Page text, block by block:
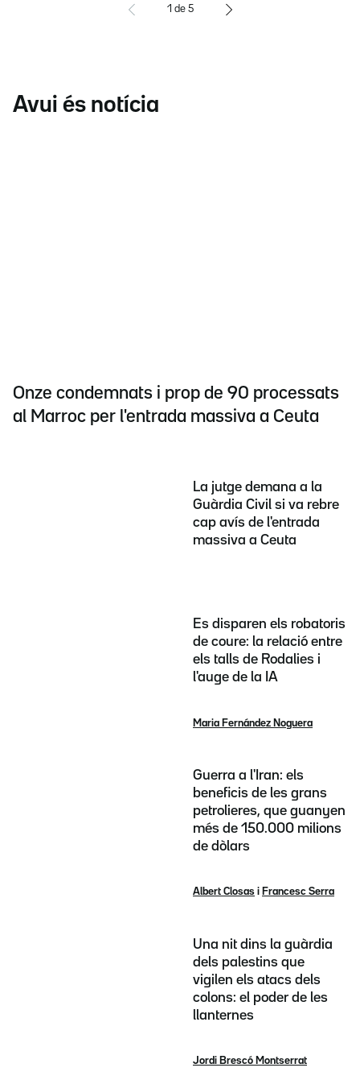
1 de 5
Avui és notícia
Onze condemnats i prop de 90 processats
al Marroc per l'entrada massiva a Ceuta
La jutge demana a la
Guàrdia Civil si va rebre
cap avís de l'entrada
massiva a Ceuta
Es disparen els robatoris
de coure: la relació entre
els talls de Rodalies i
l'auge de la IA
Maria Fernández Noguera
Guerra a l'Iran: els
beneficis de les grans
petrolieres, que guanyen
més de 150.000 milions
de dòlars
Albert Closas i Francesc Serra
Una nit dins la guàrdia
dels palestins que
vigilen els atacs dels
colons: el poder de les
llanternes
Jordi Brescó Montserrat